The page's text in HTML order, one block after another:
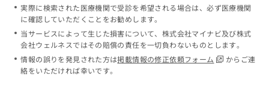
実際に検索された医療機関で受診を希望される場合は、必ず医療機関
に確認していただくことをお勧めします。
当サービスによって生じた損害について、株式会社マイナビ及び株式
会社ウェルネスではその賠償の責任を一切負わないものとします。
情報の誤りを発見された方は掲載情報の修正依頼フォーム
からご連
絡をいただければ幸いです。